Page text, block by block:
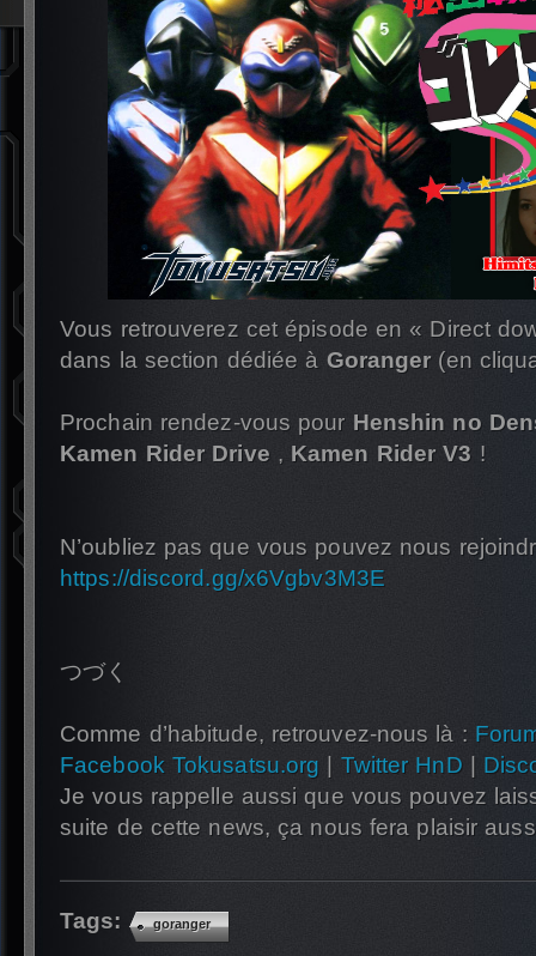
Vous retrouverez cet épisode en « Direct
dans la section dédiée à Goranger(en
Prochain rendez-vous pour Henshin no
Kamen Rider Drive , Kamen Rider V3 !
N’oubliez pas que vous pouvez nous
https://discord.gg/x6Vgbv3M3E
つづく
Comme d’habitude, retrouvez-nous là :
Facebook Tokusatsu.org | Twitter HnD |
Je vous rappelle aussi que vous pouvez
suite de cette news, ça nous fera plaisir
Tags: goranger